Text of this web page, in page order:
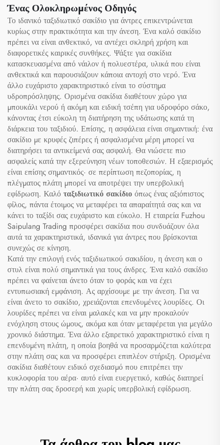
Ένας Ολοκληρωμένος Οδηγός
Το ιδανικό ταξιδιωτικό σακίδιο για άντρες επικεντρώνεται
κυρίως στην πρακτικότητα και την άνεση. Ένα καλό σακίδιο
πρέπει να είναι ανθεκτικό, να αντέχει σκληρή χρήση και
διαφορετικές καιρικές συνθήκες. Ψάξτε για σακίδια
κατασκευασμένα από νάιλον ή πολυεστέρα, υλικά που είναι
ανθεκτικά και παρουσιάζουν κάποια αντοχή στο νερό. Ένα
άλλο ευχάριστο χαρακτηριστικό είναι το σύστημα
υδροπρόσληψης. Ορισμένα σακίδια διαθέτουν χώρο για
μπουκάλι νερού ή ακόμη και ειδική τσέπη για υδροφόρο σάκο,
κάνοντας έτσι εύκολη τη διατήρηση της υδάτωσης κατά τη
διάρκεια του ταξιδιού. Επίσης, η ασφάλεια είναι σημαντική: ένα
σακίδιο με κρυφές ζιπέρες ή ασφαλισμένα μέρη μπορεί να
διατηρήσει τα αντικείμενά σας ασφαλή. Θα νιώσετε πιο
ασφαλείς κατά την εξερεύνηση νέων τοποθεσιών. Η εξαερισμός
είναι επίσης σημαντικός· σε περίπτωση πεζοπορίας, η
πλέγματος πλάτη μπορεί να αποτρέψει την υπερβολική
εφίδρωση. Καλό ταξιδιωτικό σακίδιο όπως ένας αξιόπιστος
φίλος, πάντα έτοιμος να μεταφέρει τα απαραίτητά σας και να
κάνει το ταξίδι σας ευχάριστο και εύκολο. Η εταιρεία Fuzhou
Saipulang Trading προσφέρει σακίδια που συνδυάζουν όλα
αυτά τα χαρακτηριστικά, ιδανικά για άντρες που βρίσκονται
συνεχώς σε κίνηση.
Κατά την επιλογή ενός ταξιδιωτικού σακιδίου, η άνεση και ο
στυλ είναι πολύ σημαντικά για τους άνδρες. Ένα καλό σακίδιο
πρέπει να φαίνεται άνετο όταν το φοράς και να έχει
εντυπωσιακή εμφάνιση. Ας αρχίσουμε με την άνεση. Για να
είναι άνετο το σακίδιο, χρειάζονται επενδυμένες λουρίδες. Οι
λουρίδες πρέπει να είναι μαλακές και να μην προκαλούν
ενόχληση στους ώμους, ακόμα και όταν μεταφέρεται για μεγάλο
χρονικό διάστημα. Ένα άλλο εξαιρετικό χαρακτηριστικό είναι η
επενδυμένη πλάτη, η οποία βοηθά να προσαρμόζεται καλύτερα
στην πλάτη σας και να προσφέρει επιπλέον στήριξη. Ορισμένα
σακίδια διαθέτουν ειδικό σχεδιασμό που επιτρέπει την
κυκλοφορία του αέρα· αυτό είναι ευεργετικό, καθώς διατηρεί
την πλάτη σας δροσερή και χωρίς υπερβολική εφίδρωση.